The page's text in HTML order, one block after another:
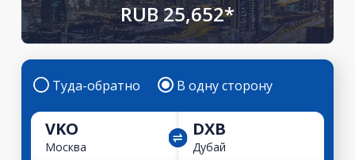
RUB 25,652*
Туда-обратно В одну сторону
VKO
Москва
DXB
Дубай